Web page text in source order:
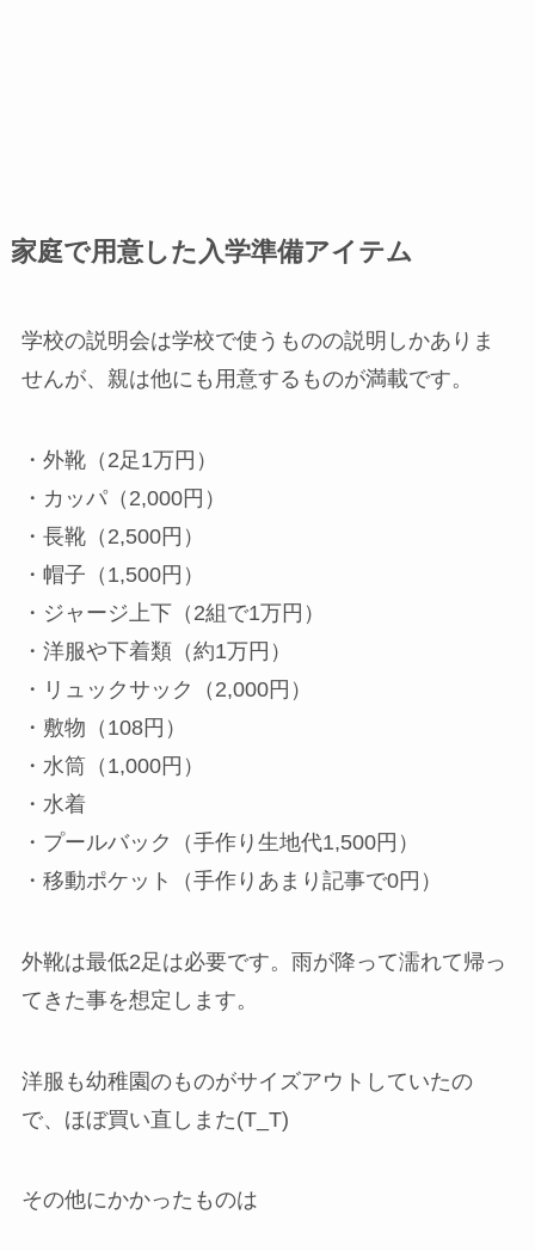
家庭で用意した入学準備アイテム
学校の説明会は学校で使うものの説明しかありま
せんが、親は他にも用意するものが満載です。
・外靴（2足1万円）
・カッパ（2,000円）
・長靴（2,500円）
・帽子（1,500円）
・ジャージ上下（2組で1万円）
・洋服や下着類（約1万円）
・リュックサック（2,000円）
・敷物（108円）
・水筒（1,000円）
・水着
・プールバック（手作り生地代1,500円）
・移動ポケット（手作りあまり記事で0円）
外靴は最低2足は必要です。雨が降って濡れて帰っ
てきた事を想定します。
洋服も幼稚園のものがサイズアウトしていたの
で、ほぼ買い直しまた(T_T)
その他にかかったものは